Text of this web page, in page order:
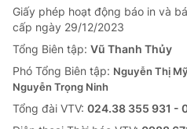
Giấy phép hoạt động báo in và
cấp ngày 29/12/2023
Tổng Biên tập: Vũ Thanh Thủy
Phó Tổng Biên tập: Nguyễn Thị
Nguyễn Trọng Ninh
Tổng đài VTV: 024.38 355 931 -